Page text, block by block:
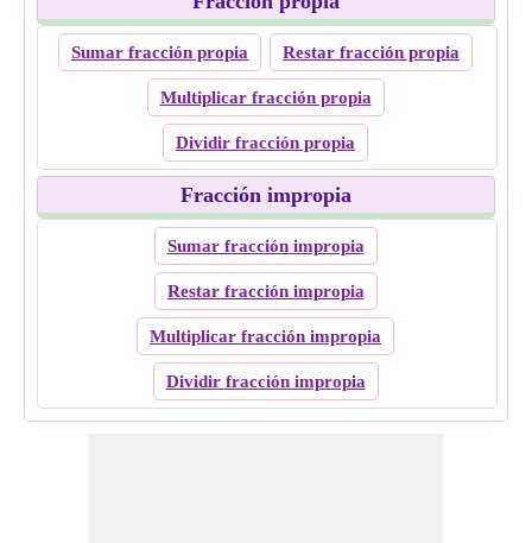
Sumar fracción propia Restar fracción propia
Multiplicar fracción propia
Dividir fracción propia
Fracción impropia
Sumar fracción impropia
Restar fracción impropia
Multiplicar fracción impropia
Dividir fracción impropia